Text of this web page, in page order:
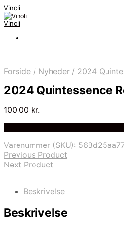
Vinoli
Vinoli
Forside / Nyheder / 2024
2024 Quintessence
100,00 kr.
Varenummer (SKU):
Previous Product
Next Product
Beskrivelse
Beskrivelse